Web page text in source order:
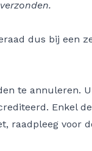
dus bij een
te annuleren.
Enkel
raadpleeg voor